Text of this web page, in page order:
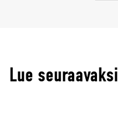
Lue seuraavaksi